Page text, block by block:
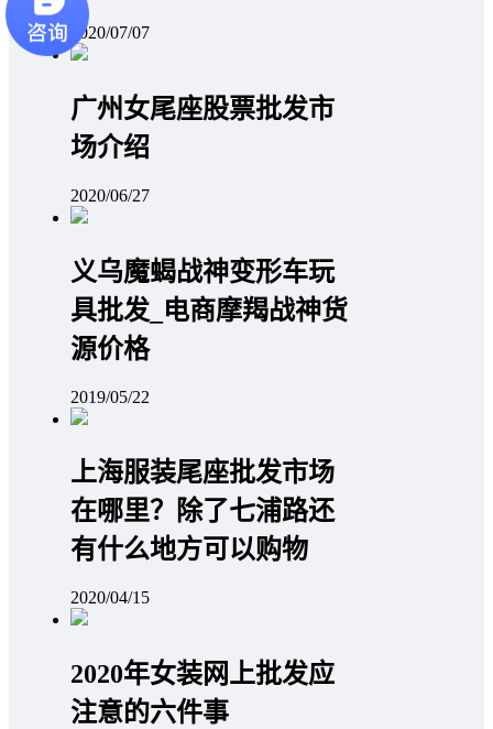
2020/07/07
广州女尾座股票批发市
场介绍
2020/06/27
义乌魔蝎战神变形车玩
具批发_电商摩羯战神货
源价格
2019/05/22
上海服装尾座批发市场
在哪里？除了七浦路还
有什么地方可以购物
2020/04/15
2020年女装网上批发应
注意的六件事